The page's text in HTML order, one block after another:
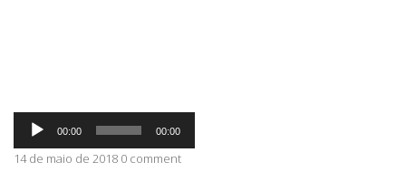
CONTATO
Tocador
áudio
00:00 00:00
14 de maio de 2018 0 comment